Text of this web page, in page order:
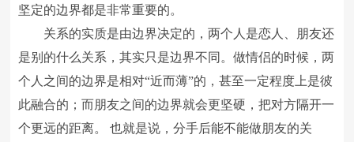
坚定的边界都是非常重要的。
关系的实质是由边界决定的，两个人是恋人、朋友还
是别的什么关系，其实只是边界不同。做情侣的时候，两
个人之间的边界是相对“近而薄”的，甚至一定程度上是彼
此融合的；而朋友之间的边界就会更坚硬，把对方隔开一
个更远的距离。 也就是说，分手后能不能做朋友的关